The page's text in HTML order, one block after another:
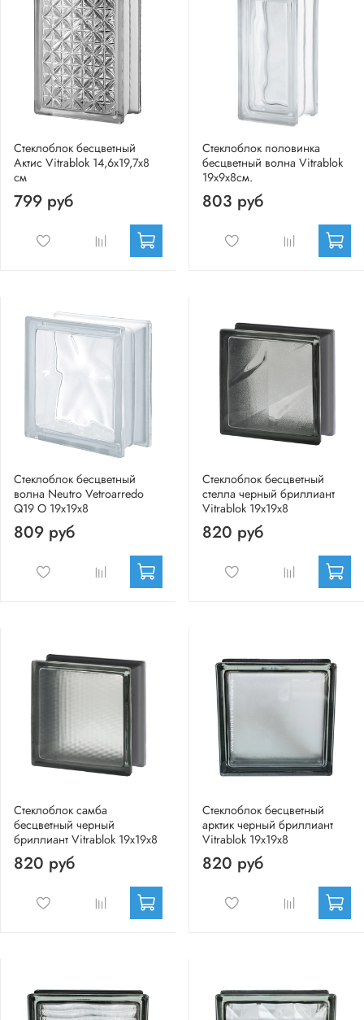
Стеклоблок бесцветный
Актис Vitrablok 14,6x19,7x8
см
799 руб
Стеклоблок половинка
бесцветный волна Vitrablok
19х9х8см.
803 руб
Стеклоблок бесцветный
волна Neutro Vetroarredo
Q19 O 19x19x8
809 руб
Стеклоблок бесцветный
стелла черный бриллиант
Vitrablok 19х19x8
820 руб
Стеклоблок самба
бесцветный черный
бриллиант Vitrablok 19х19x8
820 руб
Стеклоблок бесцветный
арктик черный бриллиант
Vitrablok 19х19х8
820 руб